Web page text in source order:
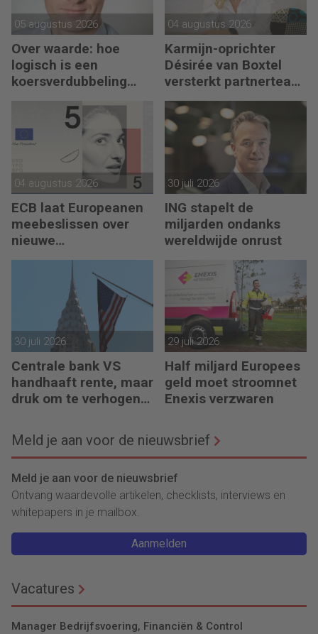
05 augustus 2026
Over waarde: hoe
logisch is een
koersverdubbeling
04 augustus 2026
Karmijn-oprichter
Désirée van Boxtel
versterkt partnerteam
CFO Capabel
04 augustus 2026
ECB laat Europeanen
meebeslissen over
nieuwe
eurobankbiljetten
30 juli 2026
ING stapelt de
miljarden ondanks
wereldwijde onrust
30 juli 2026
Centrale bank VS
handhaaft rente, maar
druk om te verhogen
29 juli 2026
Half miljard Europees
geld moet stroomnet
Enexis verzwaren
Meld je aan voor de nieuwsbrief
Meld je aan voor de nieuwsbrief
Ontvang waardevolle artikelen, checklists, interviews en
whitepapers in je mailbox.
Aanmelden
Vacatures
Manager Bedrijfsvoering, Financiën & Control